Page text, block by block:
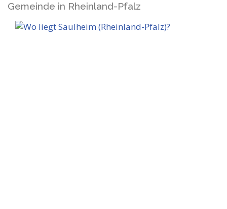
Gemeinde in Rheinland-Pfalz